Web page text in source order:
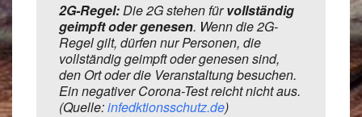
2G-Regel:Die 2G stehen fürvollständig
geimpft oder genesen. Wenn die 2G-
Regel gilt, dürfen nur Personen, die
vollständig geimpft oder genesen sind,
den Ort oder die Veranstaltung besuchen.
Ein negativer Corona-Test reicht nicht aus.
(Quelle:infedktionsschutz.de)